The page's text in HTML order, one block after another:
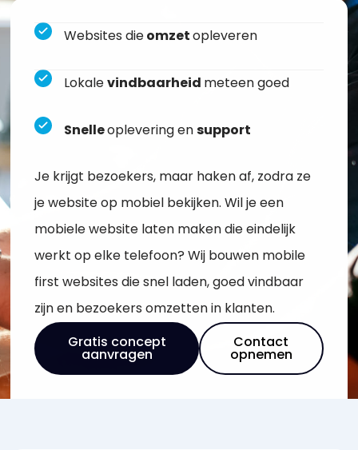
Je krijgt bezoekers, maar haken af, zodra ze
je website op mobiel bekijken. Wil je een
mobiele website laten maken die eindelijk
werkt op elke telefoon? Wij bouwen mobile
first websites die snel laden, goed vindbaar
zijn en bezoekers omzetten in klanten.
Gratis concept
aanvragen
Contact
opnemen
Websites dieomzetopleveren
Lokalevindbaarheid meteen goed
Snelleoplevering ensupport